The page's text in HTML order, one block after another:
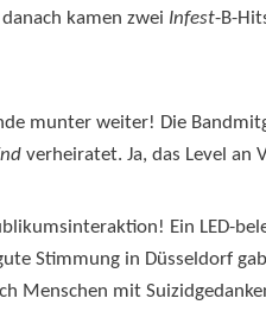
kamen zwei Infest-B-
munter weiter! Die
verheiratet. Ja, das Level an
Ein LED-
Stimmung in Düsseldorf
Menschen mit